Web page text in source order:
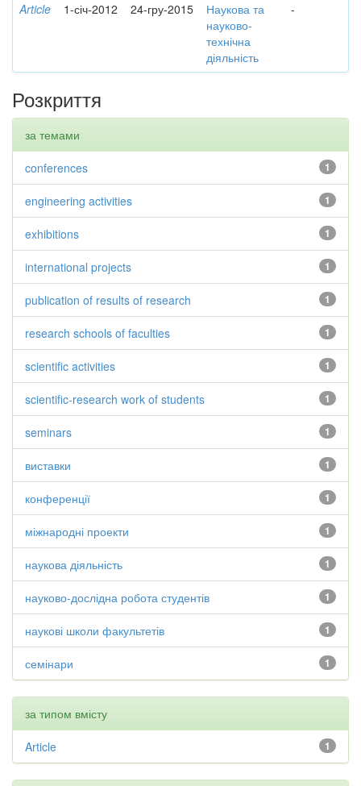
Article 1-січ-2012 24-гру-2015
Наукова та
науково-
технічна
діяльність
-
Розкриття
за темами
1
conferences
1
engineering activities
1
exhibitions
1
international projects
1
publication of results of research
1
research schools of faculties
1
scientific activities
1
scientific-research work of students
1
seminars
1
виставки
1
конференції
1
міжнародні проекти
1
наукова діяльність
1
науково-дослідна робота студентів
1
наукові школи факультетів
1
семінари
за типом вмісту
1
Article